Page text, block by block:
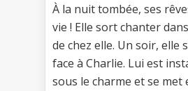
À la nuit tombée, ses
vie ! Elle sort chanter
de chez elle. Un soir, elle
face à Charlie. Lui est
sous le charme et se met